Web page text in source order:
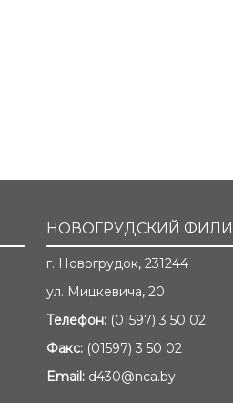
НОВОГРУДСКИЙ
г. Новогрудок, 231244
ул. Мицкевича, 20
Телефон: (01597) 3 50 02
Факс: (01597) 3 50 02
Email: d430@nca.by